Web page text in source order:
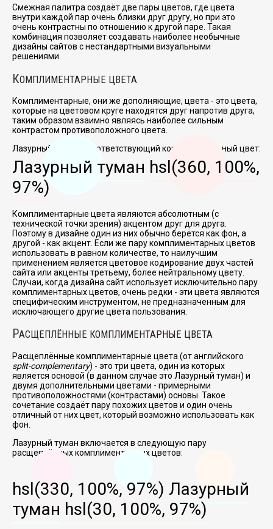
Смежная палитра создаёт две пары цветов, где цвета
внутри каждой пар очень близки друг другу, но при это
очень контрастны по отношению к другой паре. Такая
комбинация позволяет создавать наиболее необычные
дизайны сайтов с нестандартными визуальными
решениями.
КОМПЛИМЕНТАРНЫЕ ЦВЕТА
Комплиментарные, они же дополняющие, цвета - это цвета,
которые на цветовом круге находятся друг напротив друга,
таким образом взаимно являясь наиболее сильным
контрастом противоположного цвета.
Лазурный туман и соответствующий комплиментарный цвет:
Лазурный туман hsl(360, 100%,
97%)
Комплиментарные цвета являются абсолютным (с
технической точки зрения) акцентом друг для друга.
Поэтому в дизайне один из них обычно берётся как фон, а
другой - как акцент. Если же пару комплиментарных цветов
использовать в равном количестве, то наилучшим
применением является цветовое кодирование двух частей
сайта или акценты третьему, более нейтральному цвету.
Случаи, когда дизайна сайт использует исключительно пару
комплиментарных цветов, очень редки - эти цвета являются
специфическим инструментом, не предназначенным для
исключающего другие цвета пользования.
РАСЩЕПЛЁННЫЕ КОМПЛИМЕНТАРНЫЕ ЦВЕТА
Расщеплённые комплиментарные цвета (от английского
split-complementary) - это три цвета, один из которых
является основой (в данном случае это Лазурный туман) и
двумя дополнительными цветами - примерными
противоположностями (контрастами) основы. Такое
сочетание создаёт пару похожих цветов и один очень
отличный от них цвет, который возможно использовать как
фон.
Лазурный туман включается в следующую пару
расщеплённых комплиментарных цветов:
hsl(330, 100%, 97%) Лазурный
туман hsl(30, 100%, 97%)